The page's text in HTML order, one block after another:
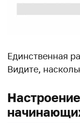
Единственная
Видите,